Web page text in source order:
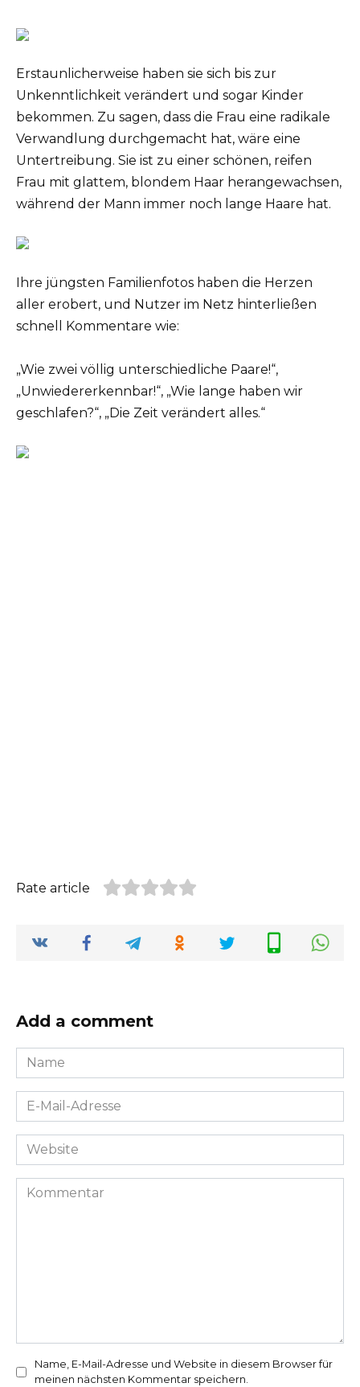
Erstaunlicherweise haben sie sich bis zur
Unkenntlichkeit verändert und sogar Kinder
bekommen. Zu sagen, dass die Frau eine radikale
Verwandlung durchgemacht hat, wäre eine
Untertreibung. Sie ist zu einer schönen, reifen
Frau mit glattem, blondem Haar herangewachsen,
während der Mann immer noch lange Haare hat.
Ihre jüngsten Familienfotos haben die Herzen
aller erobert, und Nutzer im Netz hinterließen
schnell Kommentare wie:
„Wie zwei völlig unterschiedliche Paare!“,
„Unwiedererkennbar!“, „Wie lange haben wir
geschlafen?“, „Die Zeit verändert alles.“
Rate article
Add a comment
Name
*
E-
Mail-
Adresse
Website
Kommentar
Name, E-Mail-Adresse und Website in diesem Browser für
meinen nächsten Kommentar speichern.